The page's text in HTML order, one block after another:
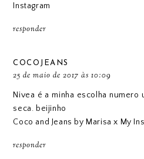
Instagram
responder
COCOJEANS
25 de maio de 2017 às 10:09
Nivea é a minha escolha
seca. beijinho
Coco and Jeans by Marisax My
responder